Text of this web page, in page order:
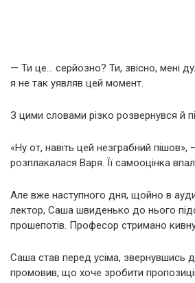
— Ти це… серйозно? Ти, звісно, мені
я не так уявляв цей момент.
З цими словами різко розвернувся й
«Ну от, навіть цей незграбний пішов»,
розплакалася Варя. Її самооцінка
Але вже наступного дня, щойно в
лектор, Саша швиденько до нього
прошепотів. Професор стримано
Саша став перед усіма, звернувшись
промовив, що хоче зробити